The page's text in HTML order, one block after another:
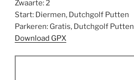
Zwaarte: 2
Start: Diermen, Dutchgolf Putten
Parkeren: Gratis, Dutchgolf Putten
Download GPX